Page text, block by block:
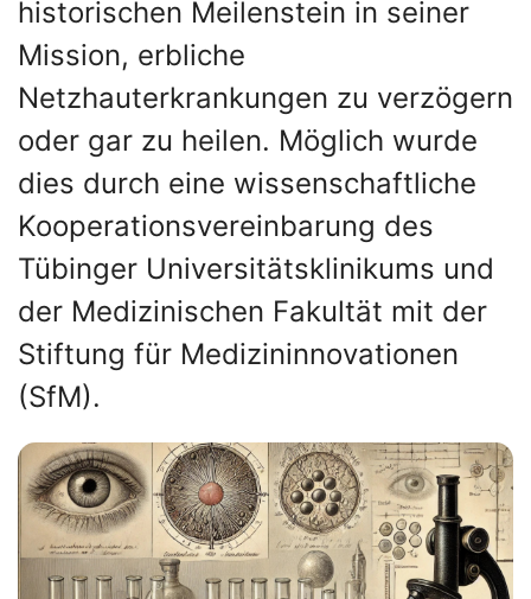
historischen Meilenstein in seiner
Mission, erbliche
Netzhauterkrankungen zu verzögern
oder gar zu heilen. Möglich wurde
dies durch eine wissenschaftliche
Kooperationsvereinbarung des
Tübinger Universitätsklinikums und
der Medizinischen Fakultät mit der
Stiftung für Medizininnovationen
(SfM).